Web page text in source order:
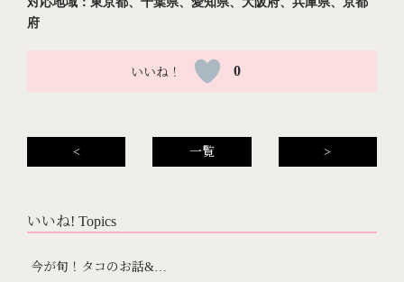
府
0
< 一覧 >
いいね! Topics
今が旬！タコのお話&…